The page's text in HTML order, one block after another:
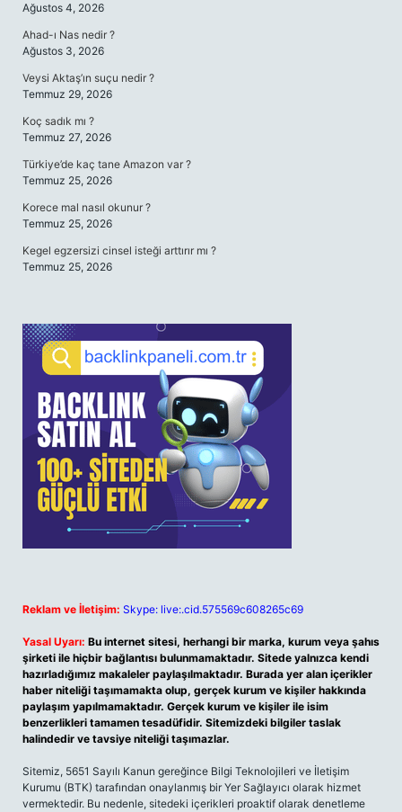
Ağustos 4, 2026
Ahad-ı Nas nedir ?
Ağustos 3, 2026
Veysi Aktaş’ın suçu nedir ?
Temmuz 29, 2026
Koç sadık mı ?
Temmuz 27, 2026
Türkiye’de kaç tane Amazon var ?
Temmuz 25, 2026
Korece mal nasıl okunur ?
Temmuz 25, 2026
Kegel egzersizi cinsel isteği arttırır mı ?
Temmuz 25, 2026
Reklam ve İletişim: Skype: live:.cid.575569c608265c69
Yasal Uyarı: Bu internet sitesi, herhangi bir marka, kurum veya şahıs
şirketi ile hiçbir bağlantısı bulunmamaktadır. Sitede yalnızca kendi
hazırladığımız makaleler paylaşılmaktadır. Burada yer alan içerikler
haber niteliği taşımamakta olup, gerçek kurum ve kişiler hakkında
paylaşım yapılmamaktadır. Gerçek kurum ve kişiler ile isim
benzerlikleri tamamen tesadüfidir. Sitemizdeki bilgiler taslak
halindedir ve tavsiye niteliği taşımazlar.
Sitemiz, 5651 Sayılı Kanun gereğince Bilgi Teknolojileri ve İletişim
Kurumu (BTK) tarafından onaylanmış bir Yer Sağlayıcı olarak hizmet
vermektedir. Bu nedenle, sitedeki içerikleri proaktif olarak denetleme